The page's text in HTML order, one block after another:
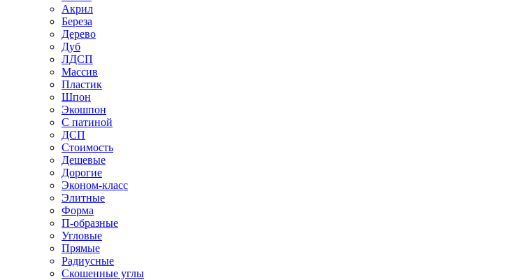
Акрил
Береза
Дерево
Дуб
ЛДСП
Массив
Пластик
Шпон
Экошпон
С патиной
ДСП
Стоимость
Дешевые
Дорогие
Эконом-класс
Элитные
Форма
П-образные
Угловые
Прямые
Радиусные
Скошенные углы